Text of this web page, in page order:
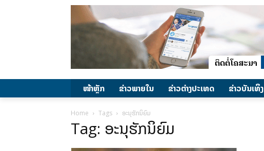
ໜ້າຫຼັກ ຂ່າວພາຍ​ໃນ ຂ່າວຕ່າງປະເທດ ​ຂ່າວບັນເທິງ
Home Tags ອະນຸຮັກນິຍົມ
Tag: ອະນຸຮັກນິຍົມ